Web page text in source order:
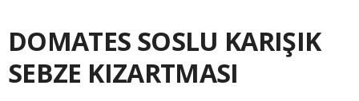
DOMATES SOSLU KARIŞIK
SEBZE KIZARTMASI